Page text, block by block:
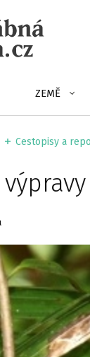
ZEMĚ
Cestopisy a